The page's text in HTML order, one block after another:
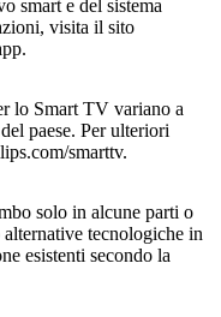
smart e del sistema
visita il sito
lo Smart TV variano a
paese. Per ulteriori
smarttv.
solo in alcune parti o
tecnologiche in
esistenti secondo la